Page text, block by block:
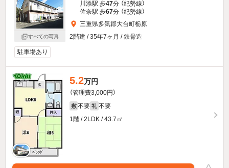
すべての写真
川添駅 歩47分 （紀勢線）
佐奈駅 歩67分 （紀勢線）
三重県多気郡大台町栃原
2階建 / 35年7ヶ月 / 鉄骨造
駐車場あり
5.2万円
（管理費3,000円）
敷 不要 礼 不要
1階 / 2LDK / 43.7㎡